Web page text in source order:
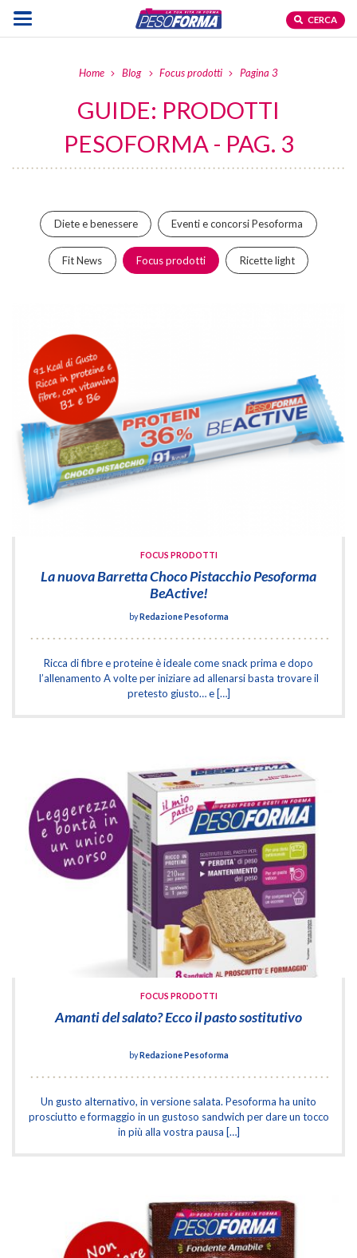
CERCA
Home Blog Focus prodotti Pagina 3
GUIDE: PRODOTTI
PESOFORMA - PAG. 3
Diete e benessere Eventi e concorsi Pesoforma
Fit News Focus prodotti Ricette light
FOCUS PRODOTTI
La nuova Barretta Choco Pistacchio Pesoforma
BeActive!
byRedazione Pesoforma
Ricca di fibre e proteine è ideale come snack prima e dopo
l’allenamento A volte per iniziare ad allenarsi basta trovare il
pretesto giusto… e […]
FOCUS PRODOTTI
Amanti del salato? Ecco il pasto sostitutivo
byRedazione Pesoforma
Un gusto alternativo, in versione salata. Pesoforma ha unito
prosciutto e formaggio in un gustoso sandwich per dare un tocco
in più alla vostra pausa […]